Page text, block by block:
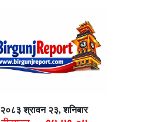
२०८३ श्रावन २३, शनिबार